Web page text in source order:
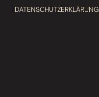
DATENSCHUTZERKLÄRUNG